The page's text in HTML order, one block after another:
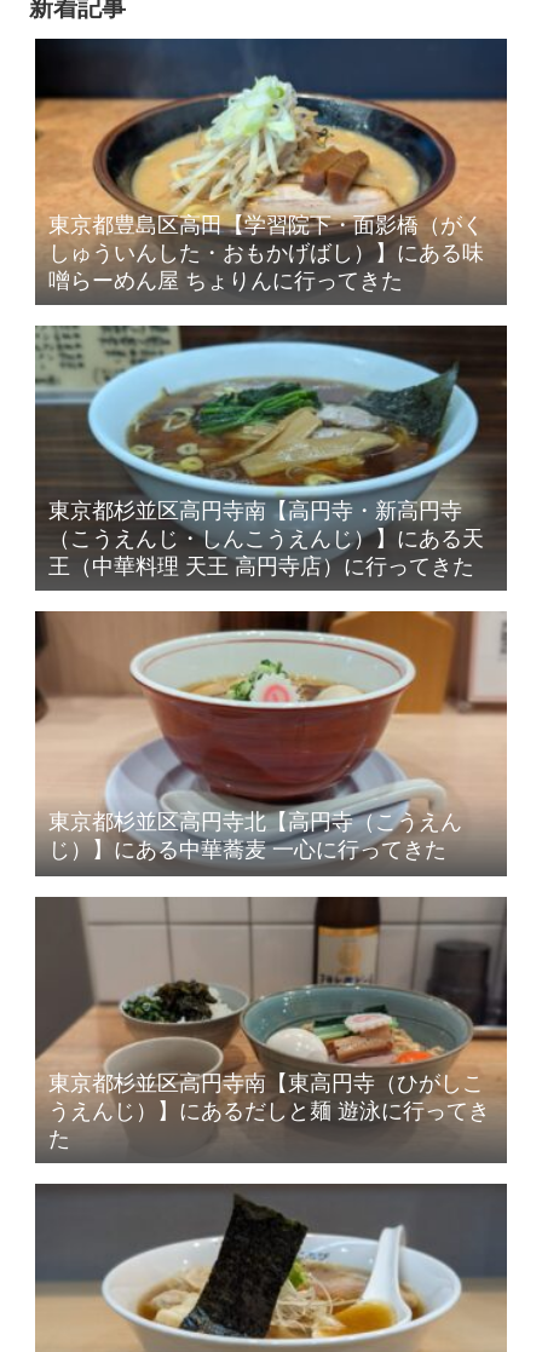
新着記事
東京都豊島区高田【学習院下・面影橋（がく
しゅういんした・おもかげばし）】にある味
噌らーめん屋 ちょりんに行ってきた
東京都杉並区高円寺南【高円寺・新高円寺
（こうえんじ・しんこうえんじ）】にある天
王（中華料理 天王 高円寺店）に行ってきた
東京都杉並区高円寺北【高円寺（こうえん
じ）】にある中華蕎麦 一心に行ってきた
東京都杉並区高円寺南【東高円寺（ひがしこ
うえんじ）】にあるだしと麺 遊泳に行ってき
た